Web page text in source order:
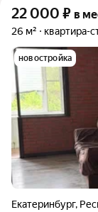
22 000 ₽ в
26 м² квартира-
новостройка
Екатеринбург,